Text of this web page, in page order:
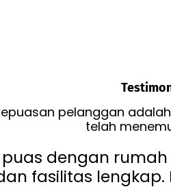
pelanggan
telah
dengan
fasilitas